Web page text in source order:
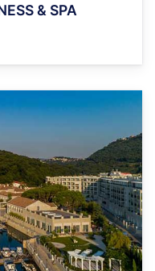
& SPA